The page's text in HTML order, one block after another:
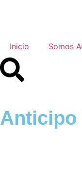
Inicio Somos
Anticipo